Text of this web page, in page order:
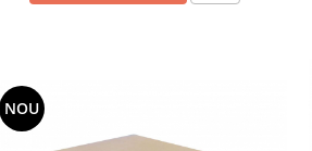
NOU